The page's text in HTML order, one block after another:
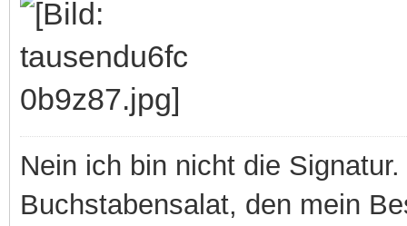
Nein ich bin nicht die
Buchstabensalat, den mein